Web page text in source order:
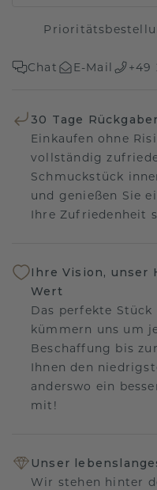
Chat E-Mail +49
30 Tage
Einkaufen ohne
vollständig
Schmuckstück
und genießen Sie
Ihre Zufriedenheit
Ihre Vision, unser
Wert
Das perfekte
kümmern uns um
Beschaffung bis
Ihnen den
anderswo ein
mit!
Unser
Wir stehen hinter